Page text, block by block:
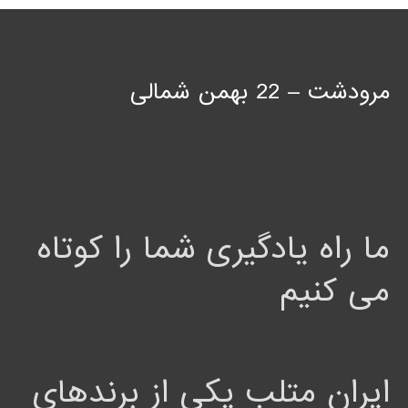
مرودشت – 22 بهمن شمالی
ما راه یادگیری شما را کوتاه
می کنیم
ایران متلب یکی از برندهای